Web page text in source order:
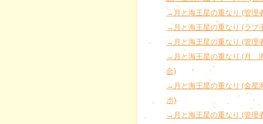
→月と海王星の重なり (管理
→月と海王星の重なり (ラブ
→月と海王星の重なり (管理
→月と海王星の重なり (月
合)
→月と海王星の重なり (金星
ポ)
→月と海王星の重なり (管理